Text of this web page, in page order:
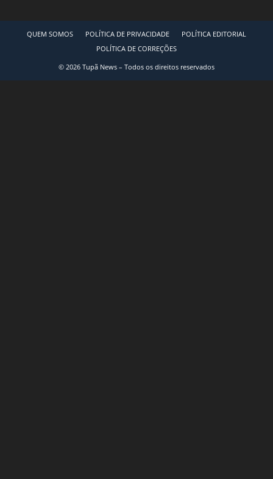
QUEM SOMOS POLÍTICA DE PRIVACIDADE
POLÍTICA EDITORIAL
POLÍTICA DE CORREÇÕES
© 2026 Tupã News – Todos os direitos reservados